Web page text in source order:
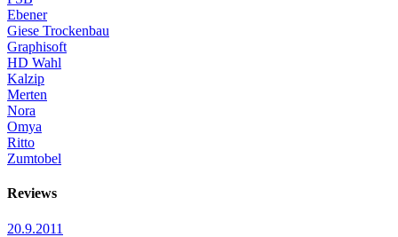
Ebener
Giese Trockenbau
Graphisoft
HD Wahl
Kalzip
Merten
Nora
Omya
Ritto
Zumtobel
Reviews
20.9.2011